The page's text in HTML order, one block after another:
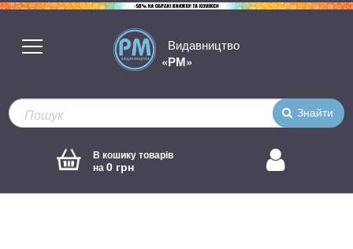
Видавництво
«РМ»
Знайти
В кошику товарів
на0 грн